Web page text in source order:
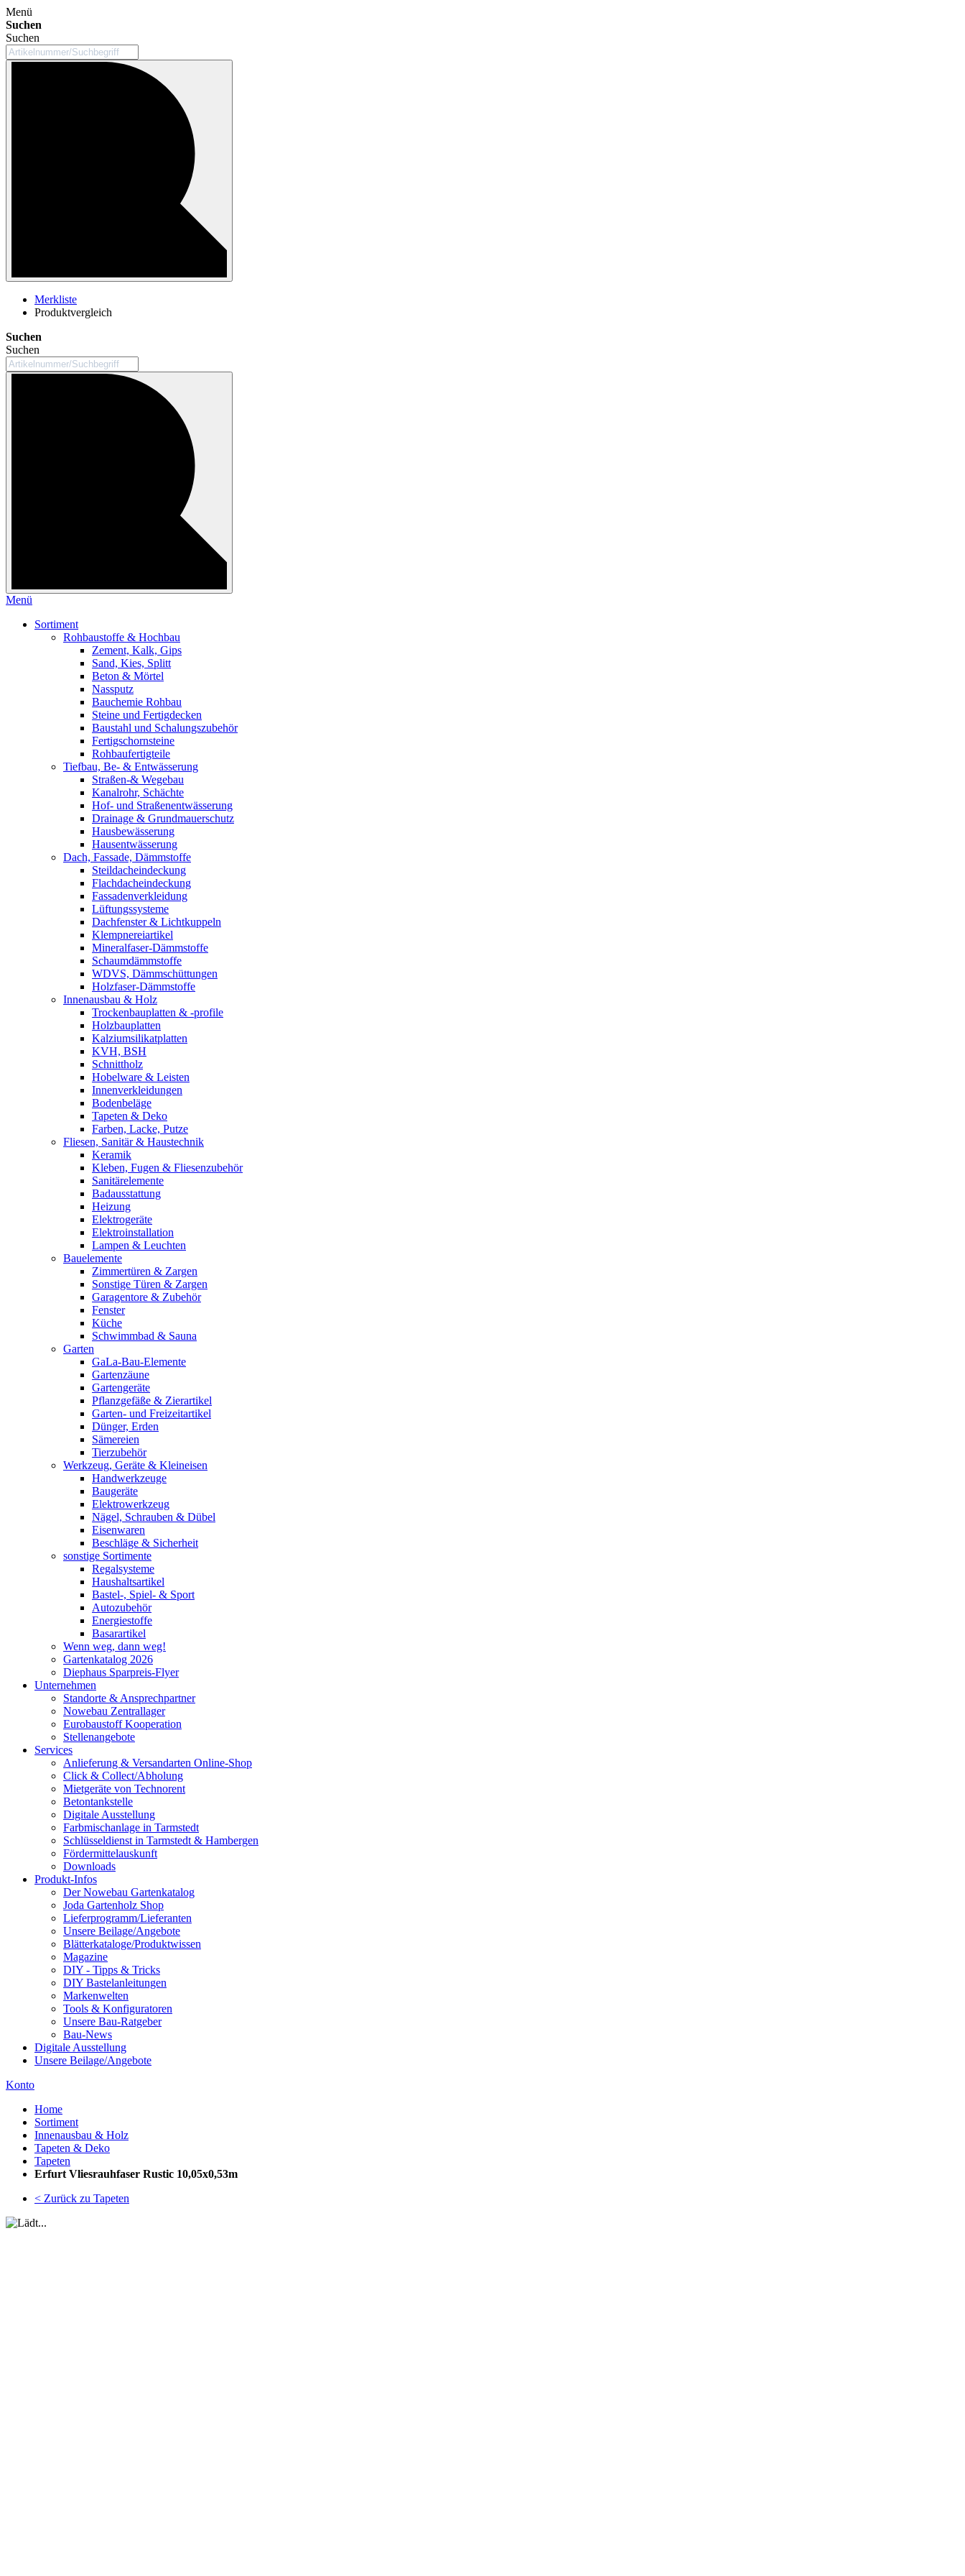
Menü
Suchen
Suchen
Merkliste
Produktvergleich
Suchen
Suchen
Menü
Sortiment
Rohbaustoffe & Hochbau
Zement, Kalk, Gips
Sand, Kies, Splitt
Beton & Mörtel
Nassputz
Bauchemie Rohbau
Steine und Fertigdecken
Baustahl und Schalungszubehör
Fertigschornsteine
Rohbaufertigteile
Tiefbau, Be- & Entwässerung
Straßen-& Wegebau
Kanalrohr, Schächte
Hof- und Straßenentwässerung
Drainage & Grundmauerschutz
Hausbewässerung
Hausentwässerung
Dach, Fassade, Dämmstoffe
Steildacheindeckung
Flachdacheindeckung
Fassadenverkleidung
Lüftungssysteme
Dachfenster & Lichtkuppeln
Klempnereiartikel
Mineralfaser-Dämmstoffe
Schaumdämmstoffe
WDVS, Dämmschüttungen
Holzfaser-Dämmstoffe
Innenausbau & Holz
Trockenbauplatten & -profile
Holzbauplatten
Kalziumsilikatplatten
KVH, BSH
Schnittholz
Hobelware & Leisten
Innenverkleidungen
Bodenbeläge
Tapeten & Deko
Farben, Lacke, Putze
Fliesen, Sanitär & Haustechnik
Keramik
Kleben, Fugen & Fliesenzubehör
Sanitärelemente
Badausstattung
Heizung
Elektrogeräte
Elektroinstallation
Lampen & Leuchten
Bauelemente
Zimmertüren & Zargen
Sonstige Türen & Zargen
Garagentore & Zubehör
Fenster
Küche
Schwimmbad & Sauna
Garten
GaLa-Bau-Elemente
Gartenzäune
Gartengeräte
Pflanzgefäße & Zierartikel
Garten- und Freizeitartikel
Dünger, Erden
Sämereien
Tierzubehör
Werkzeug, Geräte & Kleineisen
Handwerkzeuge
Baugeräte
Elektrowerkzeug
Nägel, Schrauben & Dübel
Eisenwaren
Beschläge & Sicherheit
sonstige Sortimente
Regalsysteme
Haushaltsartikel
Bastel-, Spiel- & Sport
Autozubehör
Energiestoffe
Basarartikel
Wenn weg, dann weg!
Gartenkatalog 2026
Diephaus Sparpreis-Flyer
Unternehmen
Standorte & Ansprechpartner
Nowebau Zentrallager
Eurobaustoff Kooperation
Stellenangebote
Services
Anlieferung & Versandarten Online-Shop
Click & Collect/Abholung
Mietgeräte von Technorent
Betontankstelle
Digitale Ausstellung
Farbmischanlage in Tarmstedt
Schlüsseldienst in Tarmstedt & Hambergen
Fördermittelauskunft
Downloads
Produkt-Infos
Der Nowebau Gartenkatalog
Joda Gartenholz Shop
Lieferprogramm/Lieferanten
Unsere Beilage/Angebote
Blätterkataloge/Produktwissen
Magazine
DIY - Tipps & Tricks
DIY Bastelanleitungen
Markenwelten
Tools & Konfiguratoren
Unsere Bau-Ratgeber
Bau-News
Digitale Ausstellung
Unsere Beilage/Angebote
Konto
Home
Sortiment
Innenausbau & Holz
Tapeten & Deko
Tapeten
Erfurt Vliesrauhfaser Rustic 10,05x0,53m
< Zurück zu Tapeten